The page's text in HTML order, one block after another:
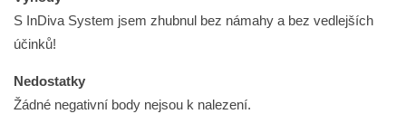
S InDiva System jsem zhubnul bez námahy a bez vedlejších
účinků!
Nedostatky
Žádné negativní body nejsou k nalezení.